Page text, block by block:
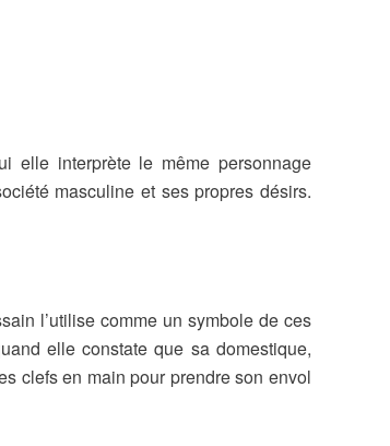
elle interprète le même personnage
masculine et ses propres désirs.
l’utilise comme un symbole de ces
elle constate que sa domestique,
clefs en main pour prendre son envol